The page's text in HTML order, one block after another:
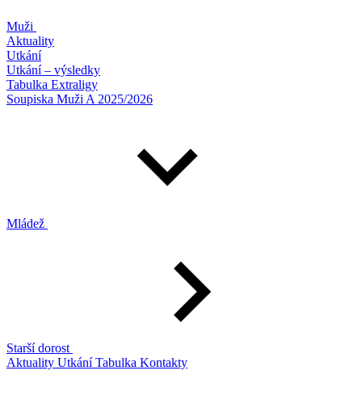
Muži
Aktuality
Utkání
Utkání – výsledky
Tabulka Extraligy
Soupiska Muži A 2025/2026
Mládež
Starší dorost
Aktuality UtkáníTabulka Kontakty